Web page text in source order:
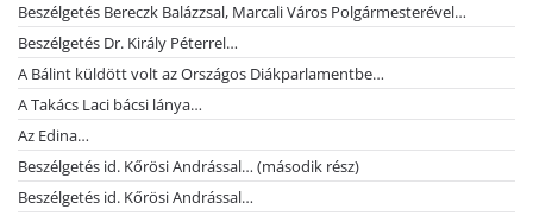
Beszélgetés Bereczk Balázzsal, Marcali Város Polgármesterével…
Beszélgetés Dr. Király Péterrel…
A Bálint küldött volt az Országos Diákparlamentbe…
A Takács Laci bácsi lánya…
Az Edina…
Beszélgetés id. Kőrösi Andrással… (második rész)
Beszélgetés id. Kőrösi Andrással…